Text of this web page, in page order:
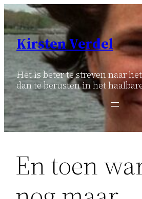
Ga
naar
inhoud
Kirsten Verdel
Het is beter te streven naar
dan te berusten in het
En toen